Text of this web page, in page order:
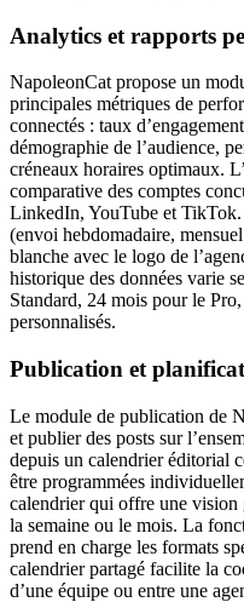
Analytics et rapports
NapoleonCat propose un
principales métriques de
connectés : taux
démographie de l’audience,
créneaux horaires optimaux.
comparative des comptes
LinkedIn, YouTube et
(envoi hebdomadaire,
blanche avec le logo de
historique des données varie
Standard, 24 mois pour le
personnalisés.
Publication et
Le module de publication de
et publier des posts sur
depuis un calendrier éditorial
être programmées
calendrier qui offre une vision
la semaine ou le mois. La
prend en charge les formats
calendrier partagé facilite la
d’une équipe ou entre une